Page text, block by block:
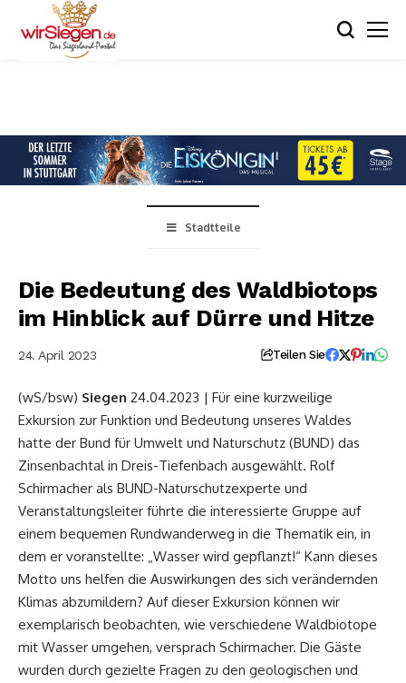
Stadtteile
Die Bedeutung des Waldbiotops
im Hinblick auf Dürre und Hitze
24. April 2023 Teilen Sie
(wS/bsw) Siegen 24.04.2023 | Für eine kurzweilige
Exkursion zur Funktion und Bedeutung unseres Waldes
hatte der Bund für Umwelt und Naturschutz (BUND) das
Zinsenbachtal in Dreis-Tiefenbach ausgewählt. Rolf
Schirmacher als BUND-Naturschutzexperte und
Veranstaltungsleiter führte die interessierte Gruppe auf
einem bequemen Rundwanderweg in die Thematik ein, in
dem er voranstellte: „Wasser wird gepflanzt!“ Kann dieses
Motto uns helfen die Auswirkungen des sich verändernden
Klimas abzumildern? Auf dieser Exkursion können wir
exemplarisch beobachten, wie verschiedene Waldbiotope
mit Wasser umgehen, versprach Schirmacher. Die Gäste
wurden durch gezielte Fragen zu den geologischen und